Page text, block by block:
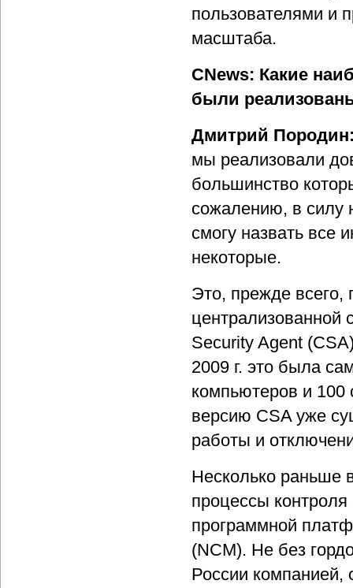
пользователями и
масштаба.
CNews: Какие
были
Дмитрий
мы реализовали
большинство
сожалению, в силу
смогу назвать все
некоторые.
Это, прежде всего,
Security Agent
2009 г. это была
компьютеров и 100
версию CSA уже
работы и
Несколько раньше
процессы
программной
(NCM). Не без
России